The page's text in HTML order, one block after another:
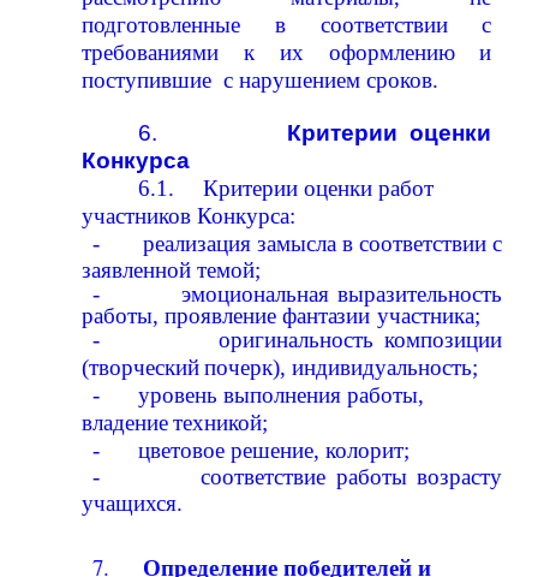
подготовленные
в соответствии
с
требованиями
к их оформлению
и
поступившие с нарушением сроков.
6. Критерии оценки
Конкурса
6.1.
Критерии оценки работ
участников Конкурса:
-
реализация замысла в соответствии с
заявленной темой;
-
эмоциональная выразительность
работы, проявление фантазии участника;
-
оригинальность композиции
(творческий почерк), индивидуальность;
-
уровень выполнения работы,
владение техникой;
-
цветовое решение, колорит;
-
соответствие работы возрасту
учащихся.
7.
Определение победителей и